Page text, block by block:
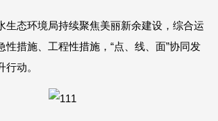
生态环境局持续聚焦美丽新余建设，综合运
性措施、工程性措施，“点、线、面”协同发
动。